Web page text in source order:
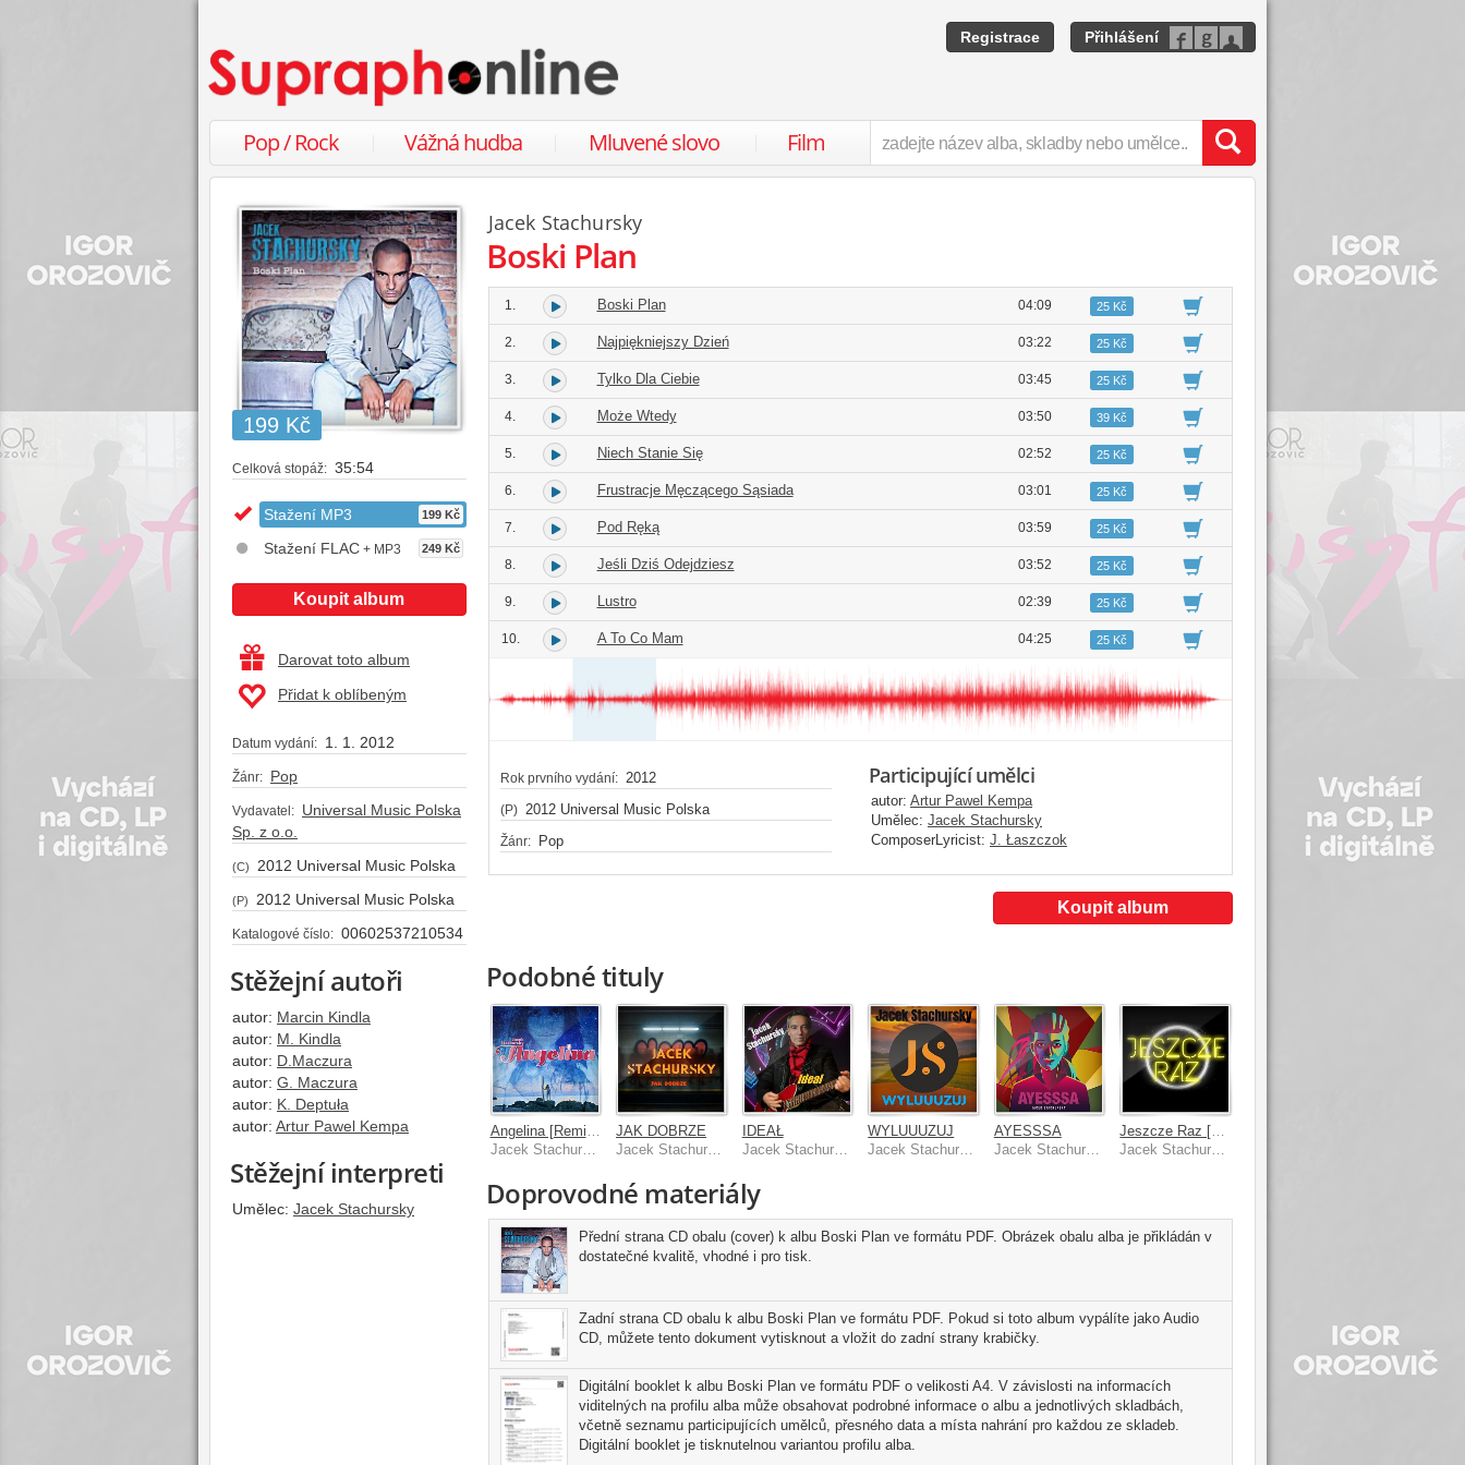
Registrace Přihlášení
Pop / Rock Vážná hudba Mluvené slovo Film
199 Kč
Celková stopáž: 35:54
Stažení MP3 199 Kč
Stažení FLAC + MP3 249 Kč
Koupit album
Darovat toto album
Přidat k oblíbeným
Datum vydání: 1. 1. 2012
Žánr: Pop
Vydavatel: Universal Music Polska
Sp. z o.o.
(C) 2012 Universal Music Polska
(P) 2012 Universal Music Polska
Katalogové číslo: 00602537210534
Stěžejní autoři
autor: Marcin Kindla
autor: M. Kindla
autor: D.Maczura
autor: G. Maczura
autor: K. Deptuła
autor: Artur Pawel Kempa
Stěžejní interpreti
Umělec: Jacek Stachursky
Jacek Stachursky
Boski Plan
1. Boski Plan 04:09 25 Kč
2. Najpiękniejszy Dzień 03:22 25 Kč
3. Tylko Dla Ciebie 03:45 25 Kč
4. Może Wtedy 03:50 39 Kč
5. Niech Stanie Się 02:52 25 Kč
6. Frustracje Męczącego Sąsiada 03:01 25 Kč
7. Pod Ręką 03:59 25 Kč
8. Jeśli Dziś Odejdziesz 03:52 25 Kč
9. Lustro 02:39 25 Kč
10. A To Co Mam 04:25 25 Kč
Rok prvního vydání: 2012
(P) 2012 Universal Music Polska
Žánr: Pop
Participující umělci
autor: Artur Pawel Kempa
Umělec: Jacek Stachursky
ComposerLyricist: J. Łaszczok
Koupit album
Podobné tituly
Jacek Stachursky
JAK DOBRZE
IDEAŁ
Jacek Stachursky
WYLUUUZUJ
AYESSSA
Jacek Stachursky
Doprovodné materiály
Přední strana CD obalu (cover) k albu Boski Plan ve formátu PDF. Obrázek obalu alba je přikládán v
dostatečné kvalitě, vhodné i pro tisk.
Zadní strana CD obalu k albu Boski Plan ve formátu PDF. Pokud si toto album vypálíte jako Audio
CD, můžete tento dokument vytisknout a vložit do zadní strany krabičky.
Digitální booklet k albu Boski Plan ve formátu PDF o velikosti A4. V závislosti na informacích
viditelných na profilu alba může obsahovat podrobné informace o albu a jednotlivých skladbách,
včetně seznamu participujících umělců, přesného data a místa nahrání pro každou ze skladeb.
Digitální booklet je tisknutelnou variantou profilu alba.